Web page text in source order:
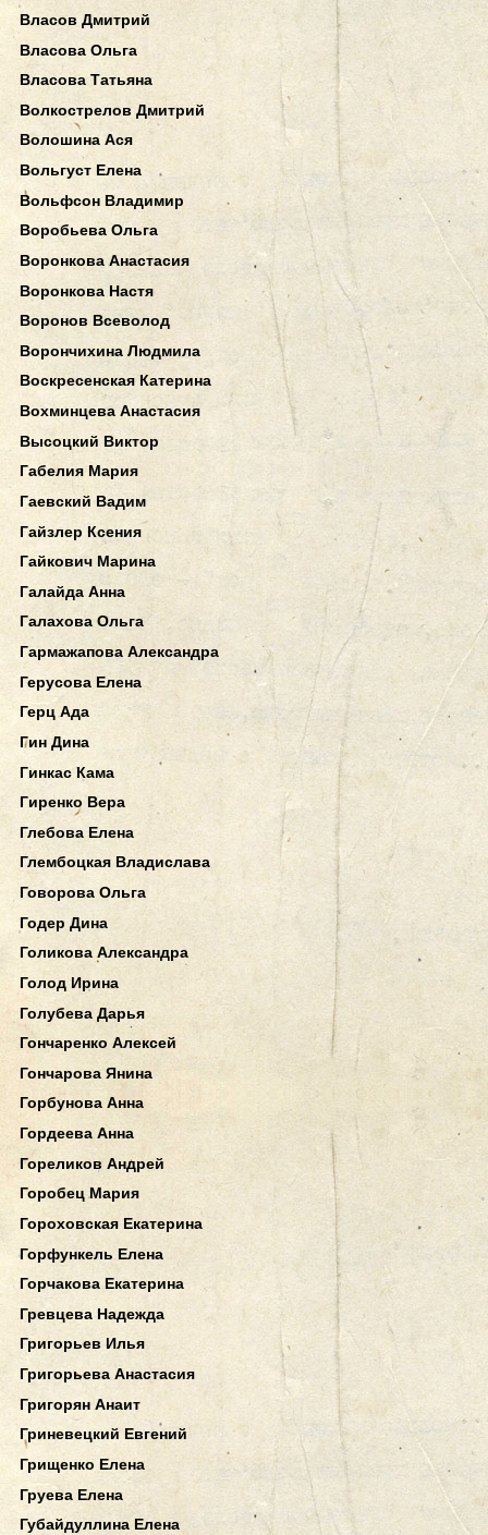
Власов Дмитрий
Власова Ольга
Власова Татьяна
Волкострелов Дмитрий
Волошина Ася
Вольгуст Елена
Вольфсон Владимир
Воробьева Ольга
Воронкова Анастасия
Воронкова Настя
Воронов Всеволод
Ворончихина Людмила
Воскресенская Катерина
Вохминцева Анастасия
Высоцкий Виктор
Габелия Мария
Гаевский Вадим
Гайзлер Ксения
Гайкович Марина
Галайда Анна
Галахова Ольга
Гармажапова Александра
Герусова Елена
Герц Ада
Гин Дина
Гинкас Кама
Гиренко Вера
Глебова Елена
Глембоцкая Владислава
Говорова Ольга
Годер Дина
Голикова Александра
Голод Ирина
Голубева Дарья
Гончаренко Алексей
Гончарова Янина
Горбунова Анна
Гордеева Анна
Гореликов Андрей
Горобец Мария
Гороховская Екатерина
Горфункель Елена
Горчакова Екатерина
Гревцева Надежда
Григорьев Илья
Григорьева Анастасия
Григорян Анаит
Гриневецкий Евгений
Грищенко Елена
Груева Елена
Губайдуллина Елена